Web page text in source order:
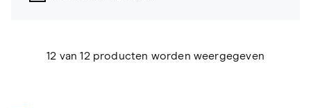
12 van 12 producten worden weergegeven